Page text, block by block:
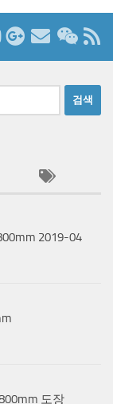
2019-04
도장